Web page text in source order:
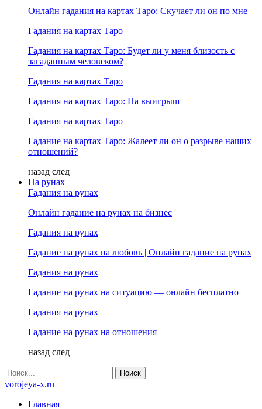
Онлайн гадания на картах Таро: Скучает ли он по мне
Гадания на картах Таро
Гадания на картах Таро: Будет ли у меня близость с
загаданным человеком?
Гадания на картах Таро
Гадания на картах Таро: На выигрыш
Гадания на картах Таро
Гадание на картах Таро: Жалеет ли он о разрыве наших
отношений?
назад след
На рунах
Гадания на рунах
Онлайн гадание на рунах на бизнес
Гадания на рунах
Гадание на рунах на любовь | Онлайн гадание на рунах
Гадания на рунах
Гадание на рунах на ситуацию — онлайн бесплатно
Гадания на рунах
Гадание на рунах на отношения
назад след
vorojeya-x.ru
Главная